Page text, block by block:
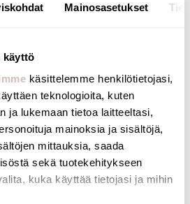
Mainosasetukset
käyttö
käsittelemme henkilötietojasi,
teknologioita, kuten
ja lukemaan tietoa laitteeltasi,
mainoksia ja sisältöjä,
mittauksia, saada
sekä tuotekehitykseen
kuka käyttää tietojasi ja mihin
myönnetty Avainlippu-merkki.
suomalainen yritys, joka
Myös monilla
merkki.